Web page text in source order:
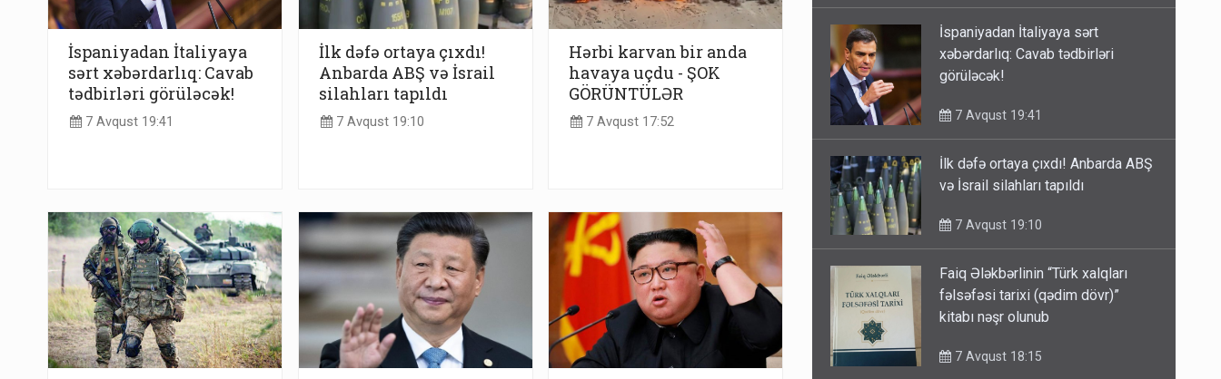
İspaniyadan İtaliyaya
sərt xəbərdarlıq: Cavab
tədbirləri görüləcək!
7 Avqust 19:41
İlk dəfə ortaya çıxdı!
Anbarda ABŞ və İsrail
silahları tapıldı
7 Avqust 19:10
Hərbi karvan bir anda
havaya uçdu - ŞOK
GÖRÜNTÜLƏR
7 Avqust 17:52
İspaniyadan İtaliyaya sərt
xəbərdarlıq: Cavab tədbirləri
görüləcək!
7 Avqust 19:41
İlk dəfə ortaya çıxdı! Anbarda ABŞ
və İsrail silahları tapıldı
7 Avqust 19:10
Faiq Ələkbərlinin “Türk xalqları
fəlsəfəsi tarixi (qədim dövr)”
kitabı nəşr olunub
7 Avqust 18:15